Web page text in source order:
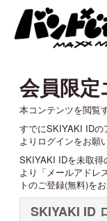
NEWS
PROFILE
VIDEO
会員限定
本コンテンツを閲覧
すでにSKIYAKI IDの
よりログインをお願
SKIYAKI IDを未取得
より「メールアドレ
トのご登録(無料)を
SKIYAKI ID